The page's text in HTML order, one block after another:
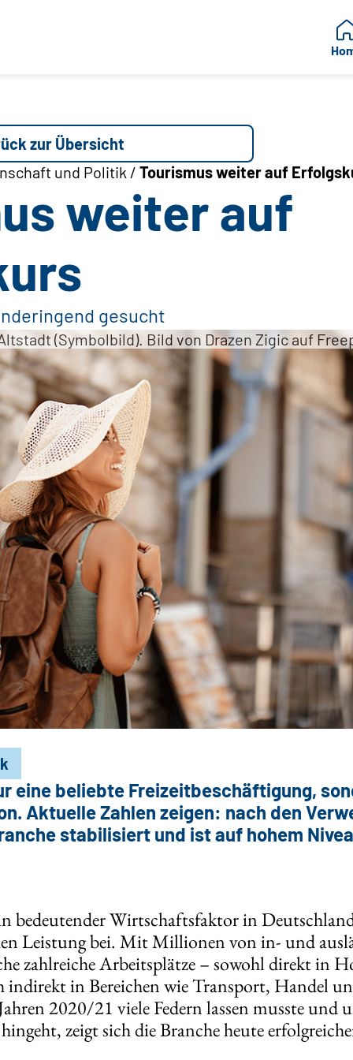
zur Übersicht
und Politik / Tourismus weiter auf
weiter auf
gesucht
(Symbolbild). Bild von Drazen Zigic auf
eine beliebte Freizeitbeschäftigung,
Aktuelle Zahlen zeigen: nach den
stabilisiert und ist auf hohem
bedeutender Wirtschaftsfaktor in
Leistung bei. Mit Millionen von in- und
zahlreiche Arbeitsplätze – sowohl direkt in
indirekt in Bereichen wie Transport, Handel
2020/21 viele Federn lassen musste und
zeigt sich die Branche heute